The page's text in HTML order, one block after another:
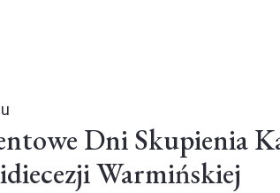
Dni Skupienia
Warmińskiej